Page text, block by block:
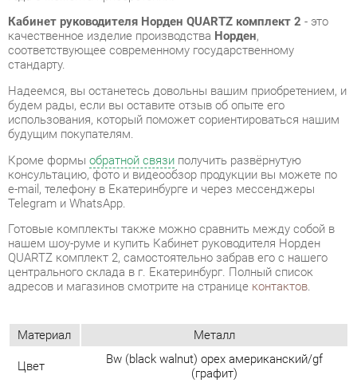
Надеемся, вы останетесь довольны вашим приобретением, и
будем рады, если вы оставите отзыв об опыте его
использования, который поможет сориентироваться нашим
будущим покупателям.
Кроме формы получить развёрнутую
консультацию, фото и видеообзор продукции вы можете по
e-mail, телефону в Екатеринбурге и через мессенджеры
Telegram и WhatsApp.
нашем шоу-руме и купить Кабинет руководителя Норден
QUARTZ комплект 2, самостоятельно забрав его с нашего
центрального склада в г. Екатеринбург. Полный список
адресов и магазинов смотрите на странице
Материал Металл
Цвет Bw (black walnut) орех американский/gf
(графит)
ОТЗЫВЫ
Пока нет отзывов, поделитесь первым своим мнением.